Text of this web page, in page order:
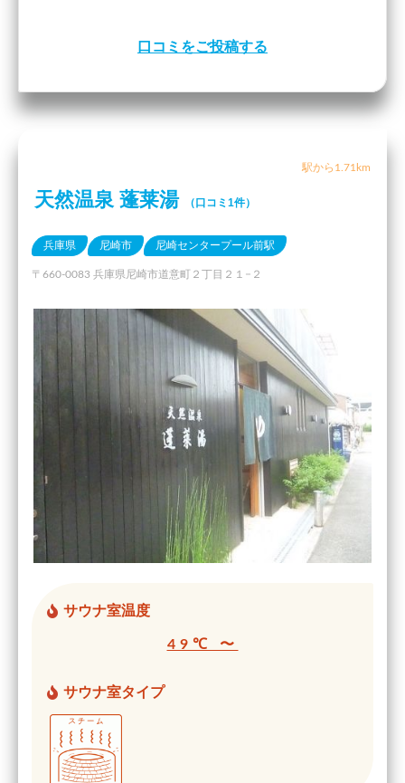
口コミをご投稿する
駅から1.71km
天然温泉 蓬莱湯 （口コミ1件）
兵庫県 尼崎市 尼崎センタープール前駅
〒660-0083 兵庫県尼崎市道意町２丁目２１−２
サウナ室温度
49℃ 〜
サウナ室タイプ